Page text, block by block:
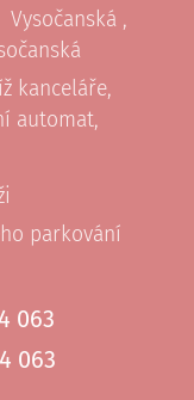
Vysočanská ,
kanceláře,
automat,
parkování
063